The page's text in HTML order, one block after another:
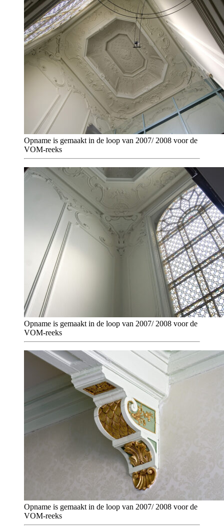
Opname is gemaakt in de loop van 2007/ 2008 voor de
VOM-reeks
Opname is gemaakt in de loop van 2007/ 2008 voor de
VOM-reeks
Opname is gemaakt in de loop van 2007/ 2008 voor de
VOM-reeks